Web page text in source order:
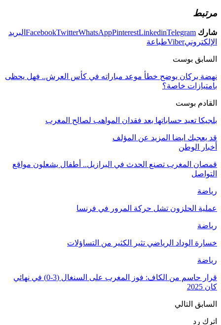
مرتبط
شارك FacebookTwitterWhatsAppPinterestLinkedinTelegram
البريد
الإلكترونيViberطباعة
السابق بوست
نهضة بركان يوضح خطأ موعد مباراته في كأس العرش.. فهل يحظى
بامتيازات خاصة؟
القادم بوست
بلجيكا تعيد حساباتها بعد فقدان المواهب لصالح المغرب
قد يعجبك ايضا المزيد عن المؤلف
أخبار الوطن
قمصان المغرب تصنع الحدث في البرازيل.. أطفال يشعلون مواقع
التواصل
رياضة
عملية الحلزون تشل حركة المرور في فرنسا
رياضة
خسارة الوداد الرياضي تثير الكثير من التساؤلات
رياضة
قرار حاسم من الكاف: فوز المغرب على السنغال (3-0) في نهائي
كان 2025
السابق التالي
اترك رد